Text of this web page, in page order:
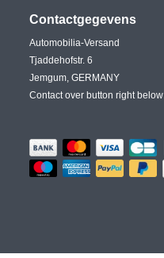
Contactgegevens
Automobilia-Versand
Tjaddehofstr. 6
Jemgum, GERMANY
Contact over button right below